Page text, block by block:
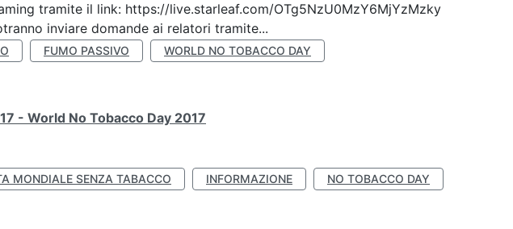
tramite il link: https://live.starleaf.com/OTg5NzU0MzY6MjYzMzky
inviare domande ai relatori tramite...
FUMO PASSIVO
WORLD NO TOBACCO DAY
- World No Tobacco Day 2017
MONDIALE SENZA TABACCO INFORMAZIONE
NO TOBACCO DAY